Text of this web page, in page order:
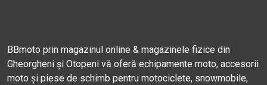
BBmoto prin magazinul online & magazinele fizice din
Gheorgheni și Otopeni vă oferă echipamente moto, accesorii
moto și piese de schimb pentru motociclete, snowmobile,